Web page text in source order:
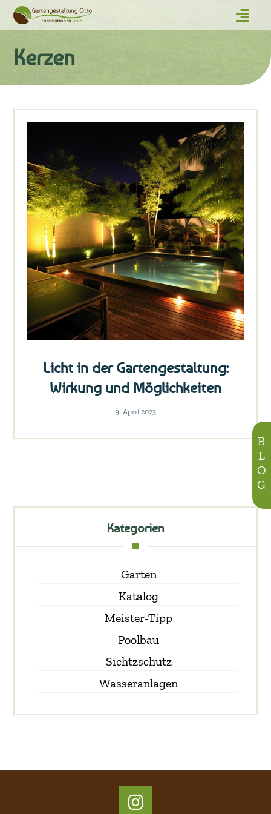
BLOG
Kerzen
Licht in der Gartengestaltung:
Wirkung und Möglichkeiten
9. April 2023
Kategorien
Garten
Katalog
Meister-Tipp
Poolbau
Sichtzschutz
Wasseranlagen